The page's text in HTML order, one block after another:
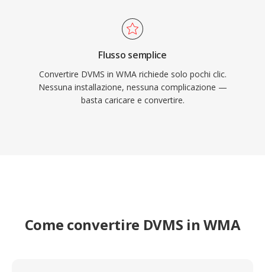
Flusso semplice
Convertire DVMS in WMA richiede solo pochi clic.
Nessuna installazione, nessuna complicazione —
basta caricare e convertire.
Come convertire DVMS in WMA